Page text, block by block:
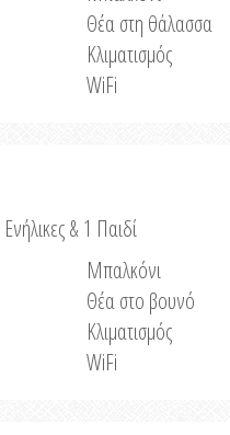
Θέα στη θάλασσα
Κλιματισμός
WiFi
& 1 Παιδί
Μπαλκόνι
Θέα στο βουνό
Κλιματισμός
WiFi